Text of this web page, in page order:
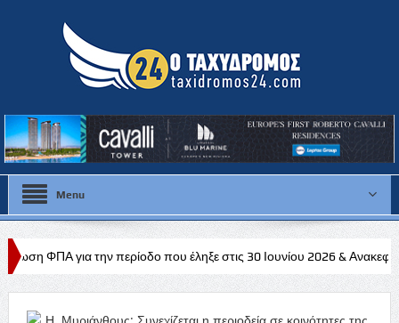
Menu
περίοδο που έληξε στις 30 Ιουνίου 2026 & Ανακεφαλαιωτικός